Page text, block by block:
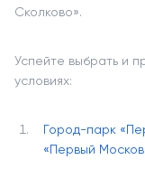
Сколково».
Успейте выбрать и
условиях:
Город-парк
«Первый